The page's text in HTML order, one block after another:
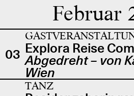
Februar
03 Explora Reise
Abgedreht – von
Wien
TANZ